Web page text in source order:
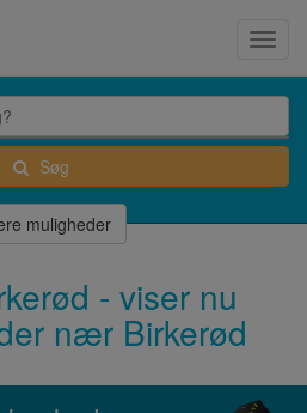
Søg
muligheder
- viser nu
nær Birkerød